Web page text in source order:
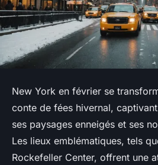
New York en février se
conte de fées hivernal,
ses paysages enneigés et ses
Les lieux emblématiques, tels
Rockefeller Center, offrent une